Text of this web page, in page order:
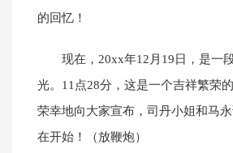
的回忆！
现在，20xx年12月19日，是一
光。11点28分，这是一个吉祥繁荣
荣幸地向大家宣布，司丹小姐和马
在开始！（放鞭炮）